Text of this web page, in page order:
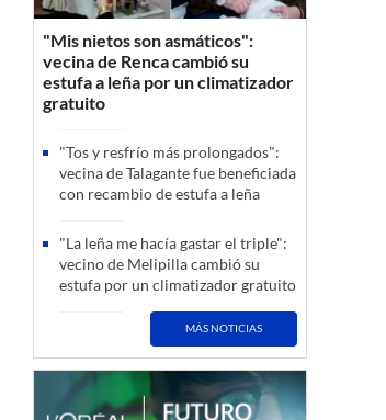
"Mis nietos son asmáticos":
vecina de Renca cambió su
estufa a leña por un climatizador
gratuito
"Tos y resfrío más prolongados":
vecina de Talagante fue beneficiada
con recambio de estufa a leña
"La leña me hacía gastar el triple":
vecino de Melipilla cambió su
estufa por un climatizador gratuito
MÁS NOTICIAS